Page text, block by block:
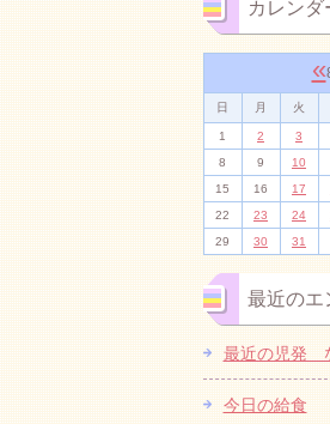
カレンダ
«
日 月 火
1 2 3
8
9 10
15
16 17
22
23 24
29
30 31
最近のエ
最近の児発
今日の給食